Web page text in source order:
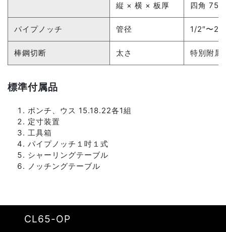
縦 × 横 × 板厚 四角
パイプノッチ 管径 1/2″〜
棒鋼切断 太さ 特別附属
標準付属品
ポンチ、ウス 15.18.22各1組
定寸装置
工具箱
パイプノッチ１吋１式
シャーリングテーブル
ノッチングテーブル
CL65-OP